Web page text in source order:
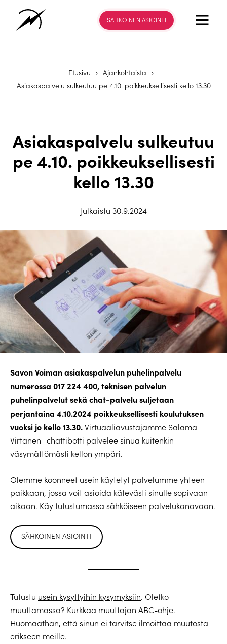
SÄHKÖINEN ASIOINTI
Etusivu › Ajankohtaista
›
Asiakaspalvelu sulkeutuu pe 4.10. poikkeuksellisesti kello 13.30
Asiakaspalvelu sulkeutuu
pe 4.10. poikkeuksellisesti
kello 13.30
Julkaistu 30.9.2024
Savon Voiman asiakaspalvelun puhelinpalvelu
numerossa 017 224 400, teknisen palvelun
puhelinpalvelut sekä chat-palvelu suljetaan
perjantaina 4.10.2024 poikkeuksellisesti koulutuksen
vuoksi jo kello 13.30.Virtuaaliavustajamme Salama
Virtanen -chattibotti palvelee sinua kuitenkin
väsymättömästi kellon ympäri.
Olemme koonneet usein käytetyt palvelumme yhteen
paikkaan, jossa voit asioida kätevästi sinulle sopivaan
aikaan. Käy tutustumassa sähköiseen palvelukanavaan.
SÄHKÖINEN ASIOINTI
Tutustu usein kysyttyihin kysymyksiin. Oletko
muuttamassa? Kurkkaa muuttajan ABC-ohje.
Huomaathan, että sinun ei tarvitse ilmoittaa muutosta
erikseen meille.